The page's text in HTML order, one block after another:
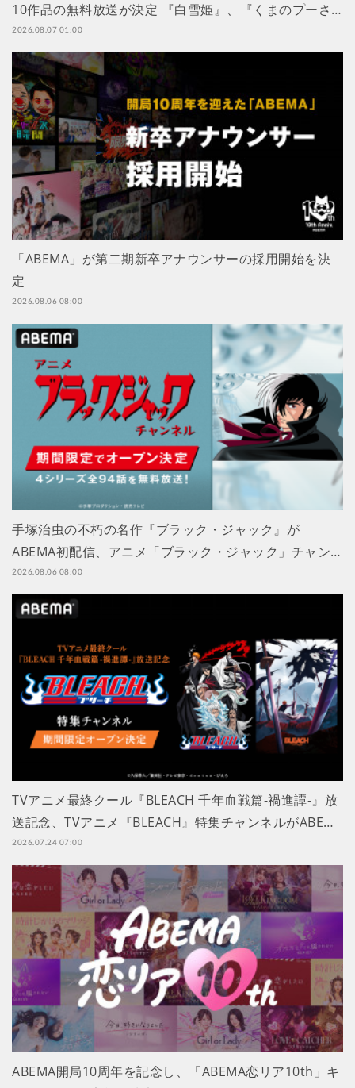
10作品の無料放送が決定 『白雪姫』、『くまのプーさ…
2026.08.07 01:00
「ABEMA」が第二期新卒アナウンサーの採用開始を決
定
2026.08.06 08:00
手塚治虫の不朽の名作『ブラック・ジャック』が
ABEMA初配信、アニメ「ブラック・ジャック」チャン…
2026.08.06 08:00
TVアニメ最終クール『BLEACH 千年血戦篇-禍進譚-』放
送記念、TVアニメ『BLEACH』特集チャンネルがABE…
2026.07.24 07:00
ABEMA開局10周年を記念し、「ABEMA恋リア10th」キ